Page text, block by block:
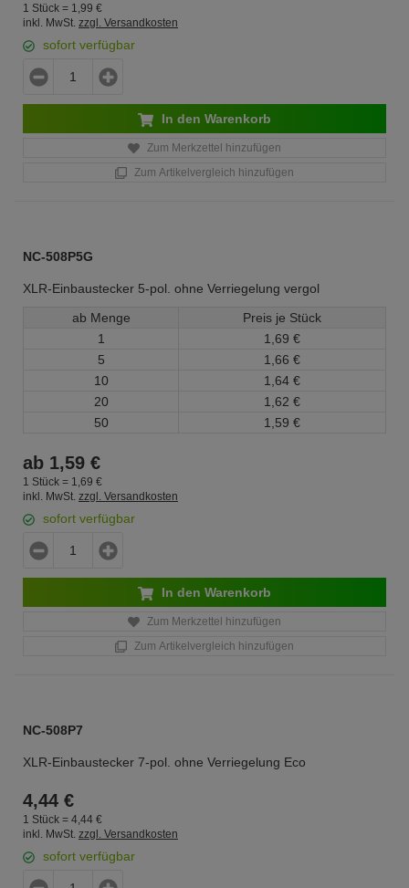
1 Stück = 1, 99 €
inkl. MwSt. zzgl. Versandkosten
sofort verfügbar
In den Warenkorb
Zum Merkzettel hinzufügen
Zum Artikelvergleich hinzufügen
NC-508P5G
XLR-Einbaustecker 5-pol. ohne Verriegelung vergol
ab Menge
Preis je Stück
1
1, 69 €
5
1, 66 €
10
1, 64 €
20
1, 62 €
50
1, 59 €
ab 1,59 €
1 Stück = 1, 69 €
inkl. MwSt. zzgl. Versandkosten
sofort verfügbar
In den Warenkorb
Zum Merkzettel hinzufügen
Zum Artikelvergleich hinzufügen
NC-508P7
XLR-Einbaustecker 7-pol. ohne Verriegelung Eco
4,44 €
1 Stück = 4, 44 €
inkl. MwSt. zzgl. Versandkosten
sofort verfügbar